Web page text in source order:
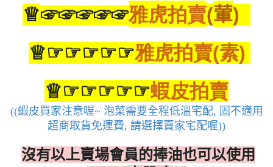
♕☞☞☞☞☞雅虎拍賣(葷)
♕☞☞☞☞☞雅虎拍賣(素)
♕☞☞☞☞☞蝦皮拍賣
((蝦皮買家注意喔~ 泡菜需要全程低溫宅配, 固不適用
超商取貨免運費, 請選擇賣家宅配喔))
沒有以上賣場會員的捧油也可以使用